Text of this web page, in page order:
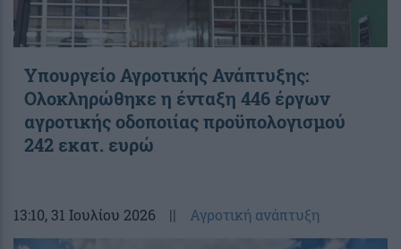
Υπουργείο Αγροτικής Ανάπτυξης:
Ολοκληρώθηκε η ένταξη 446 έργων
αγροτικής οδοποιίας προϋπολογισμού
242 εκατ. ευρώ
13:10, 31 Ιουλίου 2026 || Αγροτική ανάπτυξη